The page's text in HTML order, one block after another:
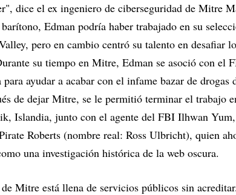
dice el ex ingeniero de ciberseguridad de Mitre
Edman podría haber trabajado en su
pero en cambio centró su talento en desafiar
su tiempo en Mitre, Edman se asoció con el
ayudar a acabar con el infame bazar de drogas
de dejar Mitre, se le permitió terminar el trabajo
Islandia, junto con el agente del FBI Ilhwan
Roberts (nombre real: Ross Ulbricht), quien
una investigación histórica de la web oscura.
Mitre está llena de servicios públicos sin